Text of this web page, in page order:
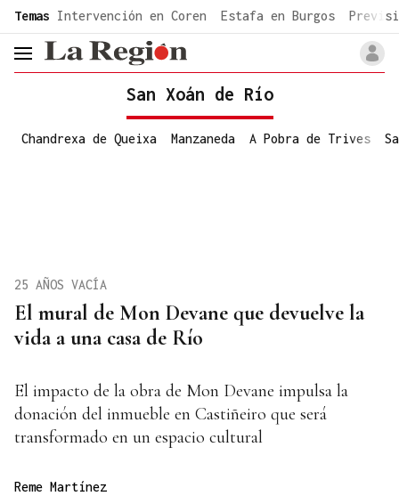
common.go-to-content
Temas Intervención en Coren Estafa en Burgos
header.menu.open
San Xoán de Río
Chandrexa de Queixa Manzaneda A Pobra de Trives
El mural de Mon Devane que devuelve la
vida a una casa de Río
25 AÑOS VACÍA
El impacto de la obra de Mon Devane impulsa la
donación del inmueble en Castiñeiro que será
transformado en un espacio cultural
Reme Martínez